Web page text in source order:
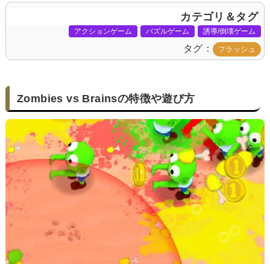
カテゴリ＆タグ
アクションゲーム パズルゲーム 誘導/倒壊ゲーム
タグ フラッシュ
Zombies vs Brainsの特徴や遊び方